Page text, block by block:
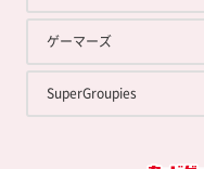
ゲーマーズ
SuperGroupies